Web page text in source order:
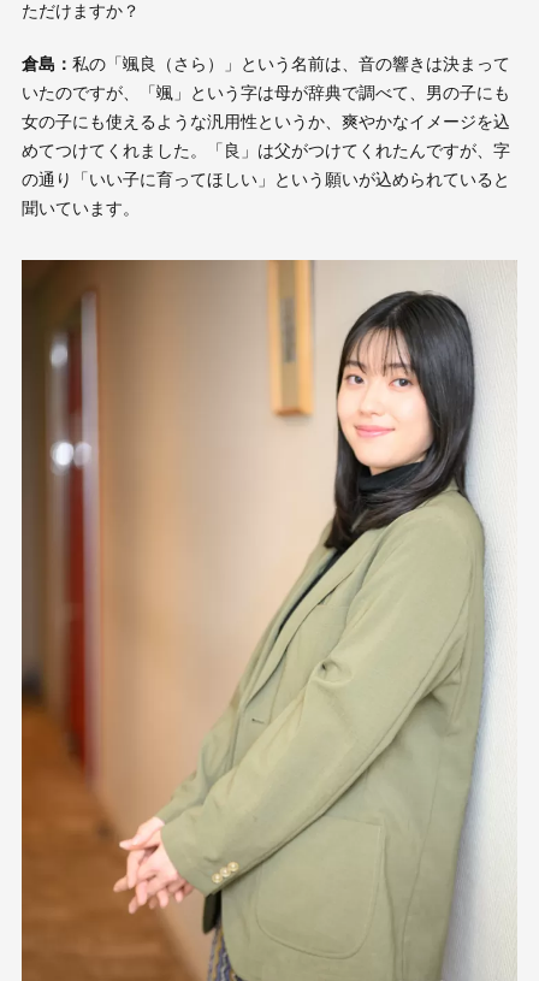
ただけますか？
倉島： 私の「颯良（さら）」という名前は、音の響きは決まって
いたのですが、「颯」という字は母が辞典で調べて、男の子にも
女の子にも使えるような汎用性というか、爽やかなイメージを込
めてつけてくれました。「良」は父がつけてくれたんですが、字
の通り「いい子に育ってほしい」という願いが込められていると
聞いています。